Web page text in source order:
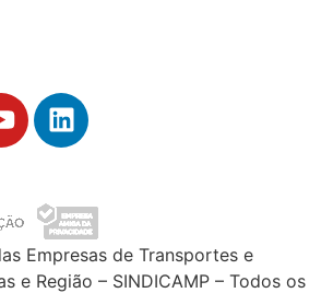
Empresas de Transportes e
e Região – SINDICAMP – Todos os